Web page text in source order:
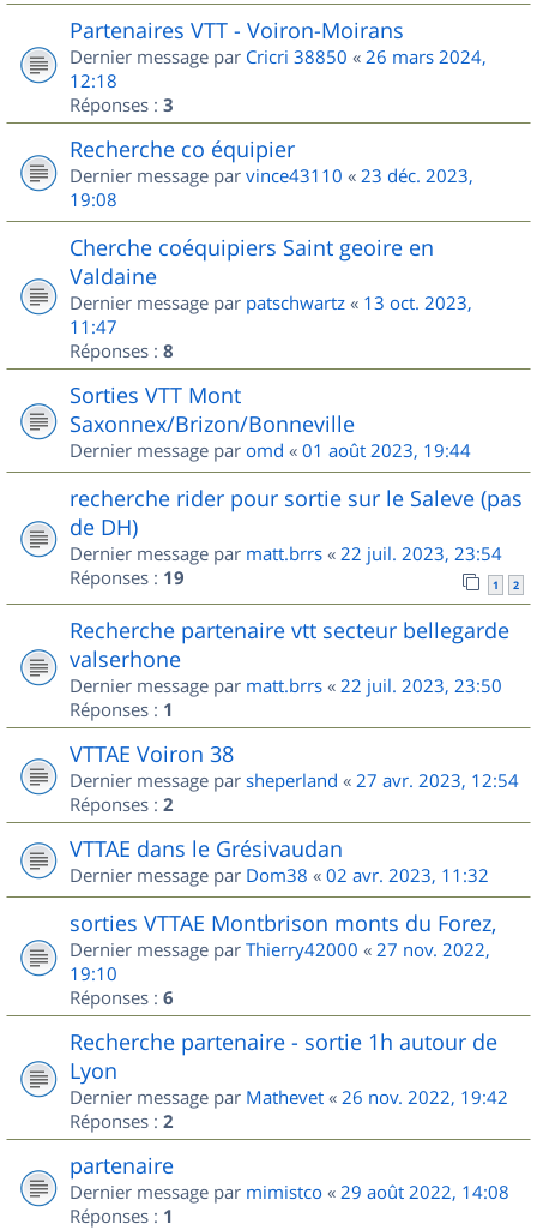
Partenaires VTT - Voiron-Moirans
Dernier message par Cricri 38850 « 26 mars 2024,
12:18
Réponses : 3
Recherche co équipier
Dernier message par vince43110 « 23 déc. 2023,
19:08
Cherche coéquipiers Saint geoire en
Valdaine
Dernier message par patschwartz « 13 oct. 2023,
11:47
Réponses : 8
Sorties VTT Mont
Saxonnex/Brizon/Bonneville
Dernier message par omd « 01 août 2023, 19:44
recherche rider pour sortie sur le Saleve (pas
de DH)
Dernier message par matt.brrs « 22 juil. 2023, 23:54
Réponses : 19 1 2
Recherche partenaire vtt secteur bellegarde
valserhone
Dernier message par matt.brrs « 22 juil. 2023, 23:50
Réponses : 1
VTTAE Voiron 38
Dernier message par sheperland « 27 avr. 2023, 12:54
Réponses : 2
VTTAE dans le Grésivaudan
Dernier message par Dom38 « 02 avr. 2023, 11:32
sorties VTTAE Montbrison monts du Forez,
Dernier message par Thierry42000 « 27 nov. 2022,
19:10
Réponses : 6
Recherche partenaire - sortie 1h autour de
Lyon
Dernier message par Mathevet « 26 nov. 2022, 19:42
Réponses : 2
partenaire
Dernier message par mimistco « 29 août 2022, 14:08
Réponses : 1